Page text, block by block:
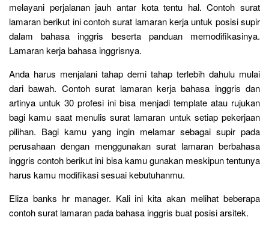
melayani perjalanan jauh antar kota tentu hal. Contoh surat
lamaran berikut ini contoh surat lamaran kerja untuk posisi supir
dalam bahasa inggris beserta panduan memodifikasinya.
Lamaran kerja bahasa inggrisnya.
Anda harus menjalani tahap demi tahap terlebih dahulu mulai
dari bawah. Contoh surat lamaran kerja bahasa inggris dan
artinya untuk 30 profesi ini bisa menjadi template atau rujukan
bagi kamu saat menulis surat lamaran untuk setiap pekerjaan
pilihan. Bagi kamu yang ingin melamar sebagai supir pada
perusahaan dengan menggunakan surat lamaran berbahasa
inggris contoh berikut ini bisa kamu gunakan meskipun tentunya
harus kamu modifikasi sesuai kebutuhanmu.
Eliza banks hr manager. Kali ini kita akan melihat beberapa
contoh surat lamaran pada bahasa inggris buat posisi arsitek.